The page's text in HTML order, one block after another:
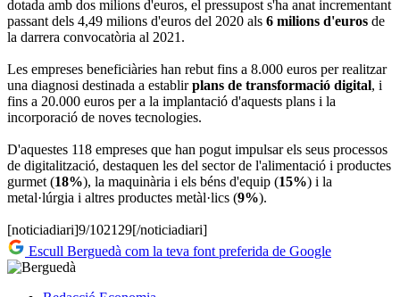
dotada amb dos milions d'euros, el pressupost s'ha anat incrementant
passant dels 4,49 milions d'euros del 2020 als 6 milions d'euros de
la darrera convocatòria al 2021.
Les empreses beneficiàries han rebut fins a 8.000 euros per realitzar
una diagnosi destinada a establirplans de transformació digital, i
fins a 20.000 euros per a la implantació d'aquests plans i la
incorporació de noves tecnologies.
D'aquestes 118 empreses que han pogut impulsar els seus processos
de digitalització, destaquen les del sector de l'alimentació i productes
gurmet (18%), la maquinària i els béns d'equip (15%) i la
metal·lúrgia i altres productes metàl·lics (9%).
[noticiadiari]9/102129[/noticiadiari]
Escull Berguedà com la teva font preferida de Google